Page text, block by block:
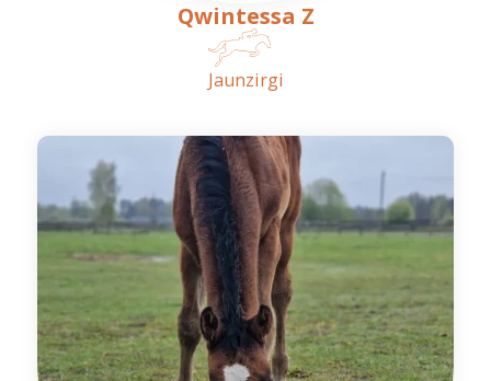
Qwintessa Z
Jaunzirgi